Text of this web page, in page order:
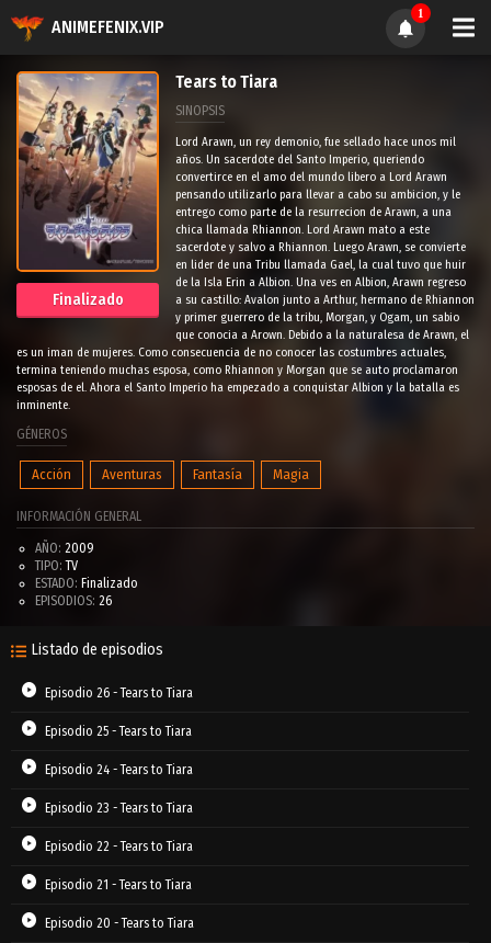
ANIMEFENIX.VIP
1
Finalizado
Tears to Tiara
SINOPSIS
Lord Arawn, un rey demonio, fue sellado hace unos mil
años. Un sacerdote del Santo Imperio, queriendo
convertirce en el amo del mundo libero a Lord Arawn
pensando utilizarlo para llevar a cabo su ambicion, y le
entrego como parte de la resurrecion de Arawn, a una
chica llamada Rhiannon. Lord Arawn mato a este
sacerdote y salvo a Rhiannon. Luego Arawn, se convierte
en lider de una Tribu llamada Gael, la cual tuvo que huir
de la Isla Erin a Albion. Una ves en Albion, Arawn regreso
a su castillo: Avalon junto a Arthur, hermano de Rhiannon
y primer guerrero de la tribu, Morgan, y Ogam, un sabio
que conocia a Arown. Debido a la naturalesa de Arawn, el
es un iman de mujeres. Como consecuencia de no conocer las costumbres actuales,
termina teniendo muchas esposa, como Rhiannon y Morgan que se auto proclamaron
esposas de el. Ahora el Santo Imperio ha empezado a conquistar Albion y la batalla es
inminente.
GÉNEROS
Acción Aventuras Fantasía Magia
INFORMACIÓN GENERAL
AÑO: 2009
TIPO: TV
ESTADO: Finalizado
EPISODIOS: 26
Listado de episodios
Episodio 26 - Tears to Tiara
Episodio 25 - Tears to Tiara
Episodio 24 - Tears to Tiara
Episodio 23 - Tears to Tiara
Episodio 22 - Tears to Tiara
Episodio 21 - Tears to Tiara
Episodio 20 - Tears to Tiara